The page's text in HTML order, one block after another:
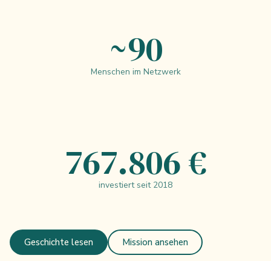
~90
Menschen im Netzwerk
767.806 €
investiert seit 2018
Geschichte lesen Mission ansehen